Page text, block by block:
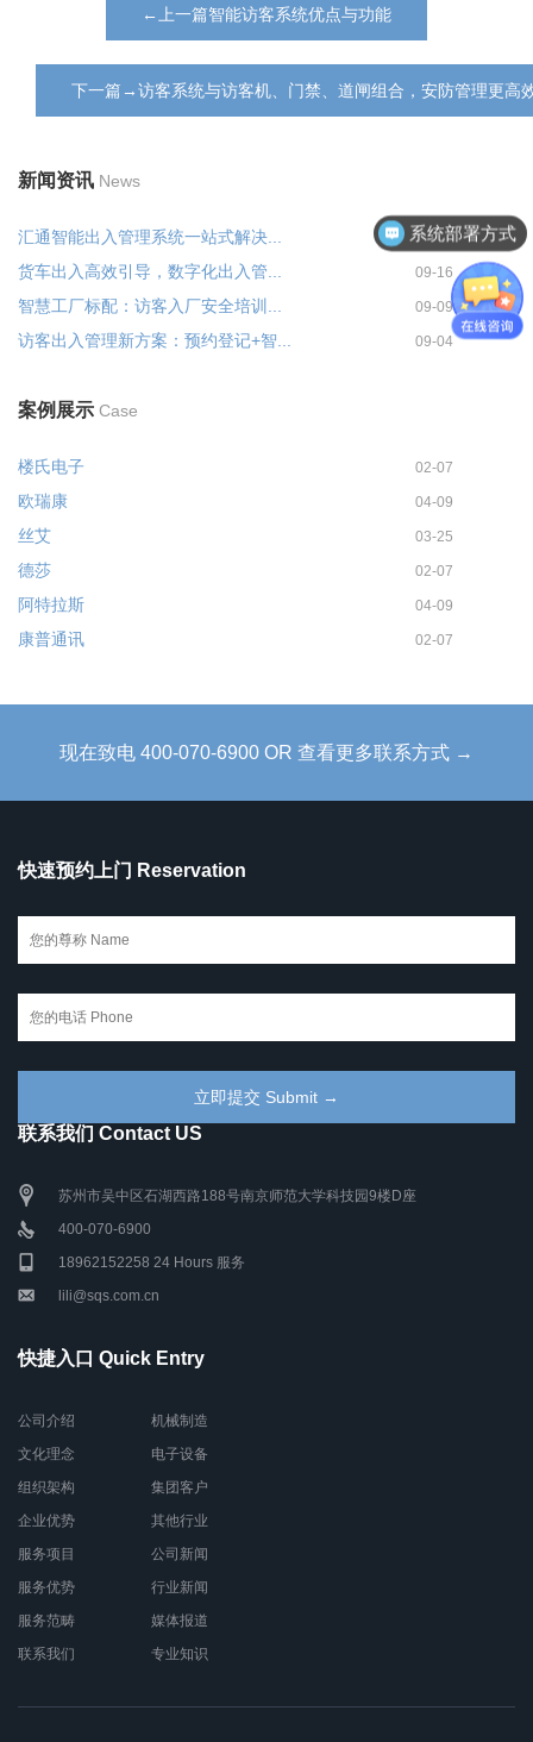
←上一篇智能访客系统优点与功能
下一篇→访客系统与访客机、门禁、道闸组合，安防管理更高
新闻资讯 News
汇通智能出入管理系统一站式解决... 09-23
货车出入高效引导，数字化出入管... 09-16
智慧工厂标配：访客入厂安全培训... 09-09
访客出入管理新方案：预约登记+智... 09-04
案例展示 Case
楼氏电子 02-07
欧瑞康 04-09
丝艾 03-25
德莎 02-07
阿特拉斯 04-09
康普通讯 02-07
现在致电 400-070-6900 OR 查看更多联系方式 →
快速预约上门 Reservation
联系我们 Contact US
苏州市吴中区石湖西路188号南京师范大学科技园9楼D座
400-070-6900
18962152258 24 Hours 服务
lili@sqs.com.cn
快捷入口 Quick Entry
公司介绍
文化理念
组织架构
企业优势
服务项目
服务优势
服务范畴
联系我们
机械制造
电子设备
集团客户
其他行业
公司新闻
行业新闻
媒体报道
专业知识
系统部署方式